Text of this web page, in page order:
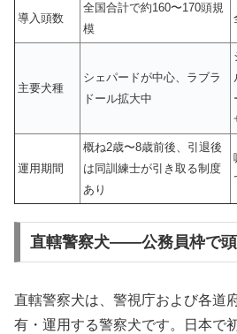
導入頭数
全国合計で約160〜170頭規
模
主要犬種
シェパードが中心、ラブラ
ドール拡大中
運用期間
概ね2歳〜8歳前後、引退後
は同訓練士が引き取る制度
あり
直轄警察犬——公務員枠で
直轄警察犬は、警視庁および各道
有・運用する警察犬です。日本で